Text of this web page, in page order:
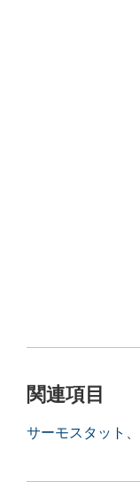
関連項目
サーモスタット